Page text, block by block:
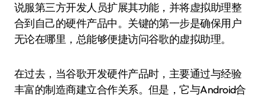
说服第三方开发人员扩展其功能，并将虚拟助理整
合到自己的硬件产品中。关键的第一步是确保用户
无论在哪里，总能够便捷访问谷歌的虚拟助理。
在过去，当谷歌开发硬件产品时，主要通过与经验
丰富的制造商建立合作关系。但是，它与Android合